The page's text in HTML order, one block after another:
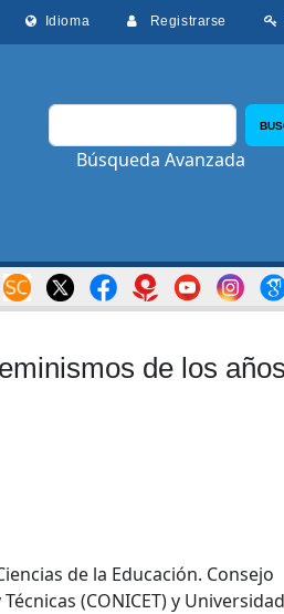
Idioma Registrarse
Búsqueda Avanzada
de los años
de la Educación. Consejo
(CONICET) y Universidad